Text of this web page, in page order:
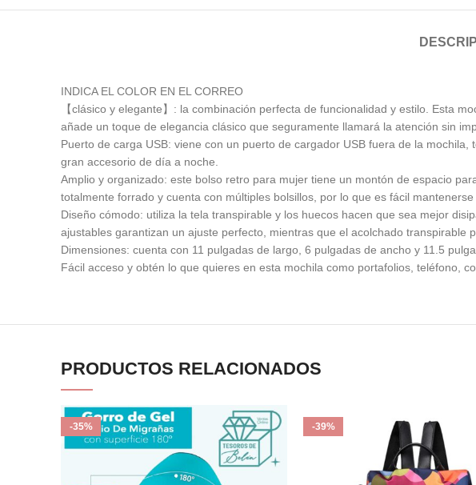
INDICA EL COLOR EN EL CORREO
【clásico y elegante】: la combinación perfecta de funcionalidad y estilo. Esta
añade un toque de elegancia clásico que seguramente llamará la atención sin
Puerto de carga USB: viene con un puerto de cargador USB fuera de la
gran accesorio de día a noche.
Amplio y organizado: este bolso retro para mujer tiene un montón de espacio
totalmente forrado y cuenta con múltiples bolsillos, por lo que es fácil
Diseño cómodo: utiliza la tela transpirable y los huecos hacen que sea mejor
ajustables garantizan un ajuste perfecto, mientras que el acolchado transpirable
Dimensiones: cuenta con 11 pulgadas de largo, 6 pulgadas de ancho y 11.5
Fácil acceso y obtén lo que quieres en esta mochila como portafolios, teléfono,
PRODUCTOS RELACIONADOS
-35% -39%